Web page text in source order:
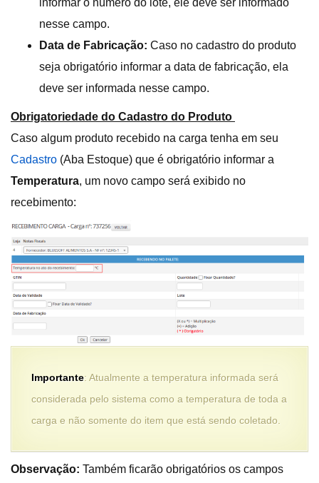
informar o número do lote, ele deve ser informado
nesse campo.
Data de Fabricação: Caso no cadastro do produto
seja obrigatório informar a data de fabricação, ela
deve ser informada nesse campo.
Obrigatoriedade do Cadastro do Produto
Caso algum produto recebido na carga tenha em seu
Cadastro (Aba Estoque) que é obrigatório informar a
Temperatura, um novo campo será exibido no
recebimento:
Importante: Atualmente a temperatura informada será
considerada pelo sistema como a temperatura de toda a
carga e não somente do item que está sendo coletado.
Observação: Também ficarão obrigatórios os campos